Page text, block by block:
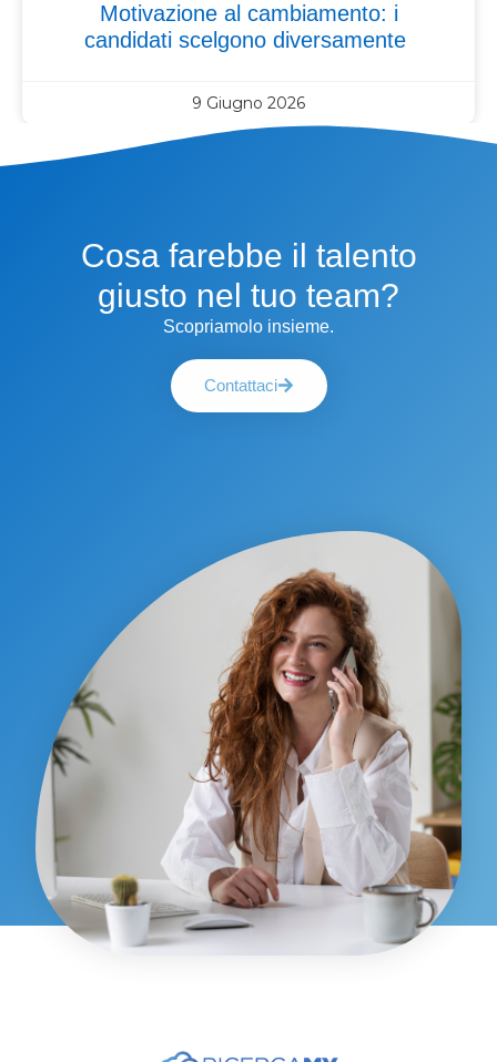
Motivazione al cambiamento: i
candidati scelgono diversamente
9 Giugno 2026
Cosa farebbe il talento
giusto nel tuo team?
Scopriamolo insieme.
Contattaci